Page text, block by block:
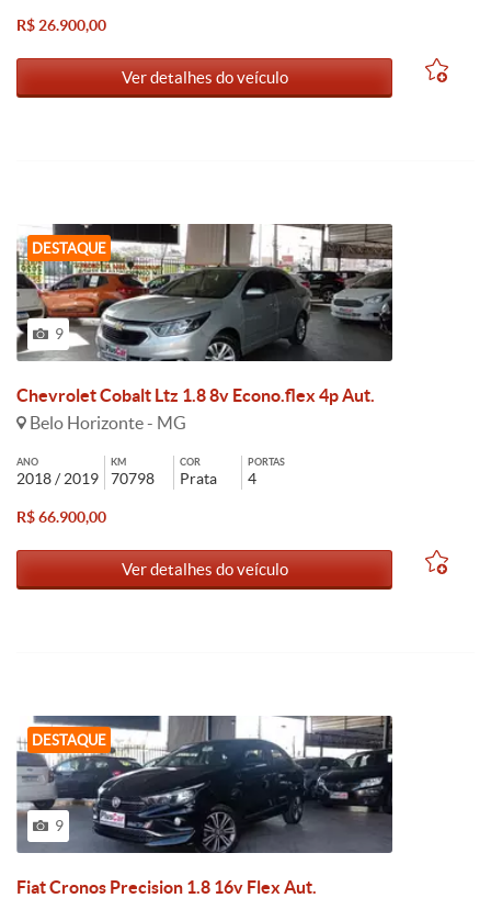
R$ 26.900,00
Ver detalhes do veículo
DESTAQUE
9
Chevrolet Cobalt Ltz 1.8 8v Econo.flex 4p Aut.
Belo Horizonte - MG
ANO
2018 / 2019
KM
70798
COR
Prata
PORTAS
4
R$ 66.900,00
Ver detalhes do veículo
DESTAQUE
9
Fiat Cronos Precision 1.8 16v Flex Aut.